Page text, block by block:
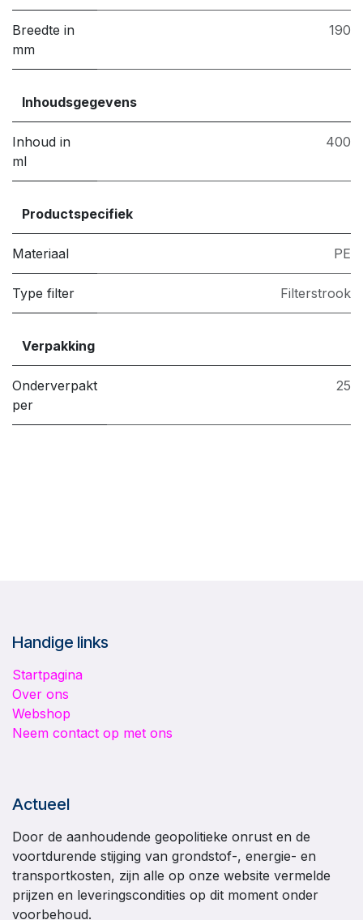
Breedte in
mm
190
Inhoudsgegevens
Inhoud in
ml
400
Productspecifiek
Materiaal PE
Type filter Filterstrook
Verpakking
Onderverpakt
per
25
Handige links
Startpagina
Over ons
Webshop
Neem contact op met ons
Actueel
Door de aanhoudende geopolitieke onrust en de
voortdurende stijging van grondstof-, energie- en
transportkosten, zijn alle op onze website vermelde
prijzen en leveringscondities op dit moment onder
voorbehoud.